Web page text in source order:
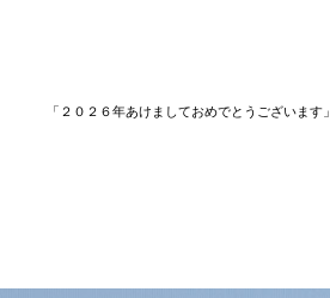
「２０２６年あけましておめでとうございます」